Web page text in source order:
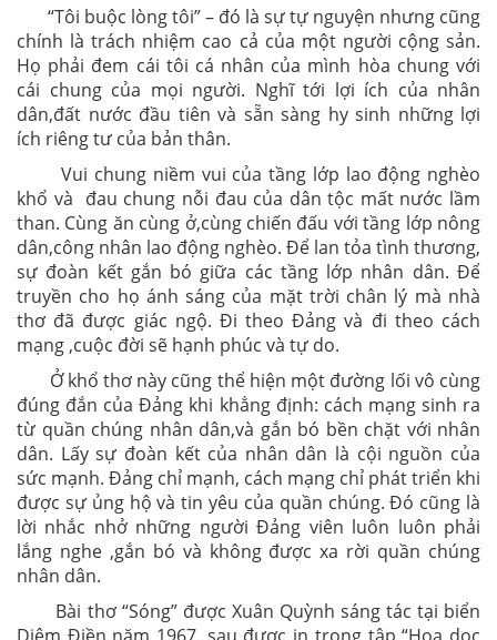
“Tôi buộc lòng tôi” – đó là sự tự nguyện nhưng cũng
chính là trách nhiệm cao cả của một người cộng sản.
Họ phải đem cái tôi cá nhân của mình hòa chung với
cái chung của mọi người. Nghĩ tới lợi ích của nhân
dân,đất nước đầu tiên và sẵn sàng hy sinh những lợi
ích riêng tư của bản thân.
Vui chung niềm vui của tầng lớp lao động nghèo
khổ và đau chung nỗi đau của dân tộc mất nước lầm
than. Cùng ăn cùng ở,cùng chiến đấu với tầng lớp nông
dân,công nhân lao động nghèo. Để lan tỏa tình thương,
sự đoàn kết gắn bó giữa các tầng lớp nhân dân. Để
truyền cho họ ánh sáng của mặt trời chân lý mà nhà
thơ đã được giác ngộ. Đi theo Đảng và đi theo cách
mạng ,cuộc đời sẽ hạnh phúc và tự do.
Ở khổ thơ này cũng thể hiện một đường lối vô cùng
đúng đắn của Đảng khi khẳng định: cách mạng sinh ra
từ quần chúng nhân dân,và gắn bó bền chặt với nhân
dân. Lấy sự đoàn kết của nhân dân là cội nguồn của
sức mạnh. Đảng chỉ mạnh, cách mạng chỉ phát triển khi
được sự ủng hộ và tin yêu của quần chúng. Đó cũng là
lời nhắc nhở những người Đảng viên luôn luôn phải
lắng nghe ,gắn bó và không được xa rời quần chúng
nhân dân.
Bài thơ “Sóng” được Xuân Quỳnh sáng tác tại biển